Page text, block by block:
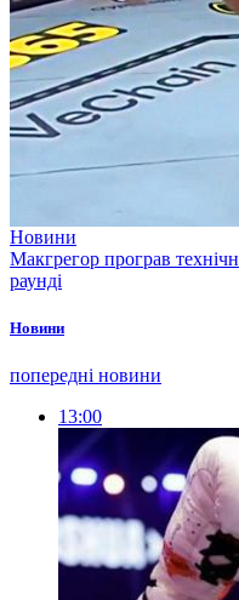
Новини
Макгрегор програв
раунді
Новини
попередні новини
13:00